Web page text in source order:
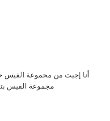
أنا إجيت من مجموعة الفيس
مجموعة الفيس